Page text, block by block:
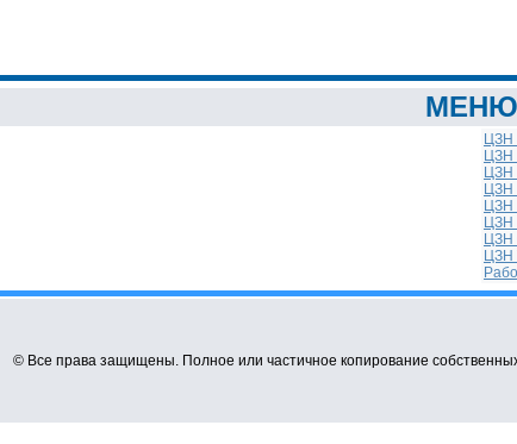
МЕНЮ
ЦЗН
ЦЗН
ЦЗН
ЦЗН
ЦЗН
ЦЗН
ЦЗН
ЦЗН
© Все права защищены. Полное или частичное копирование